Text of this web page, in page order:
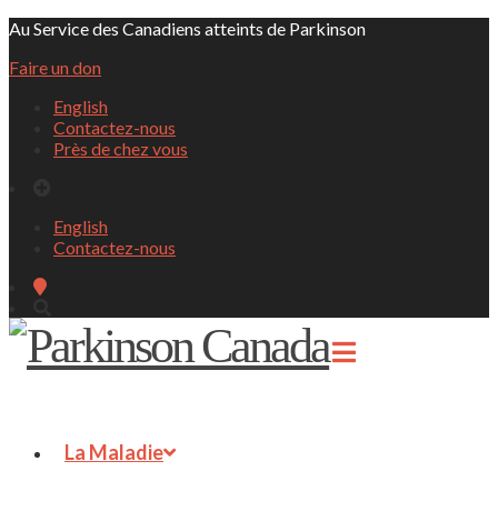
Au Service des Canadiens atteints de Parkinson
Faire un don
English
Contactez-nous
Près de chez vous
English
Contactez-nous
La Maladie